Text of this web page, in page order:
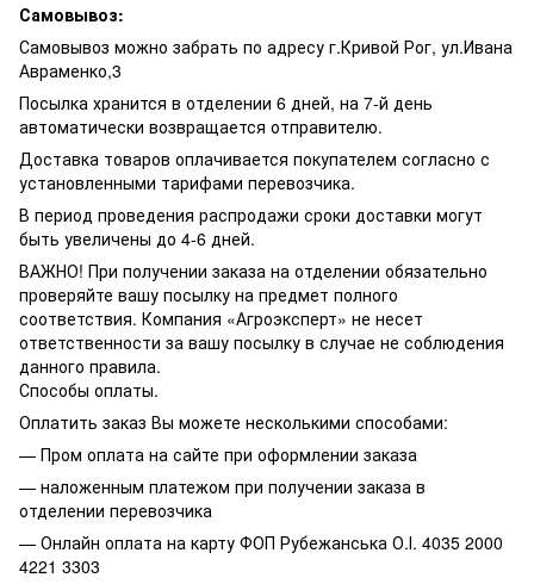
Самовывоз:
Самовывоз можно забрать по адресу г.Кривой Рог, ул.Ивана
Авраменко,3
Посылка хранится в отделении 6 дней, на 7-й день
автоматически возвращается отправителю.
Доставка товаров оплачивается покупателем согласно с
установленными тарифами перевозчика.
В период проведения распродажи сроки доставки могут
быть увеличены до 4-6 дней.
ВАЖНО! При получении заказа на отделении обязательно
проверяйте вашу посылку на предмет полного
соответствия. Компания «Агроэксперт» не несет
ответственности за вашу посылку в случае не соблюдения
данного правила.
Способы оплаты.
Оплатить заказ Вы можете несколькими способами:
— Пром оплата на сайте при оформлении заказа
— наложенным платежом при получении заказа в
отделении перевозчика
— Онлайн оплата на карту ФОП Рубежанська О.І. 4035 2000
4221 3303